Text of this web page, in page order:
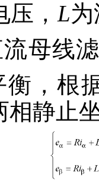
， L
流母线
，根
相静止